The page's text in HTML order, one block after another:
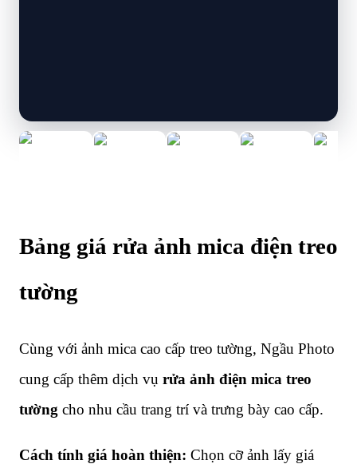
Bảng giá rửa ảnh mica điện treo
tường
Cùng với ảnh mica cao cấp treo tường, Ngầu Photo
cung cấp thêm dịch vụ rửa ảnh điện mica treo
tường cho nhu cầu trang trí và trưng bày cao cấp.
Cách tính giá hoàn thiện: Chọn cỡ ảnh lấy giá